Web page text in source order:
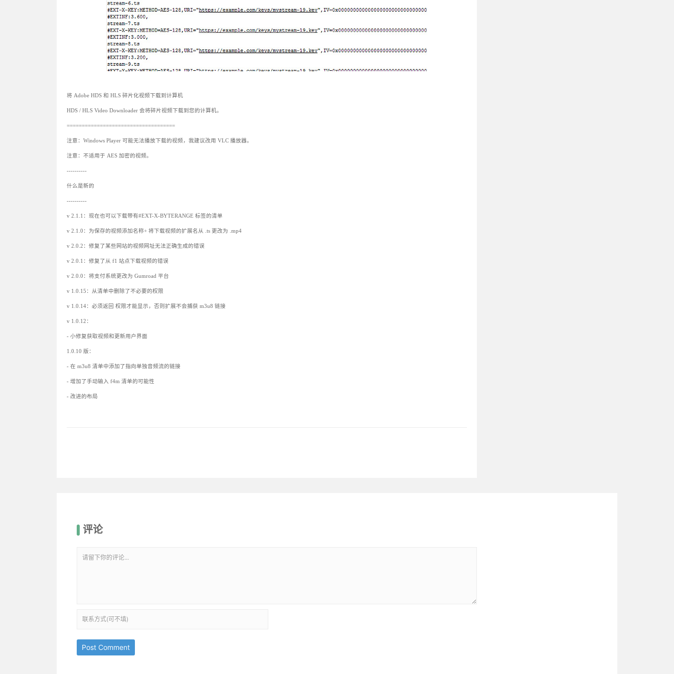
将 Adob​​e HDS 和 HLS 碎片化视频下载到计算机
HDS / HLS Video Downloader 会将碎片视频下载到您的计算机。
====================================
注意：Windows Player 可能无法播放下载的视频，我建议改用 VLC 播放器。
注意：不适用于 AES 加密的视频。
----------
什么是新的
----------
v 2.1.1：现在也可以下载带有#EXT-X-BYTERANGE 标签的清单
v 2.1.0：为保存的视频添加名称+ 将下载视频的扩展名从 .ts 更改为 .mp4
v 2.0.2：修复了某些网站的视频网址无法正确生成的错误
v 2.0.1：修复了从 f1 站点下载视频的错误
v 2.0.0：将支付系统更改为 Gumroad 平台
v 1.0.15：从清单中删除了不必要的权限
v 1.0.14：必须返回权限才能显示，否则扩展不会捕获 m3u8 链接
v 1.0.12：
- 小修复获取视频和更新用户界面
1.0.10 版：
- 在 m3u8 清单中添加了指向单独音频流的链接
- 增加了手动输入 f4m 清单的可能性
- 改进的布局
评论
Post Comment